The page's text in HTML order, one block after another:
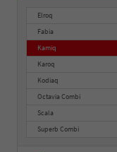
Elroq
Fabia
Kamiq
Karoq
Kodiaq
Octavia Combi
Scala
Superb Combi